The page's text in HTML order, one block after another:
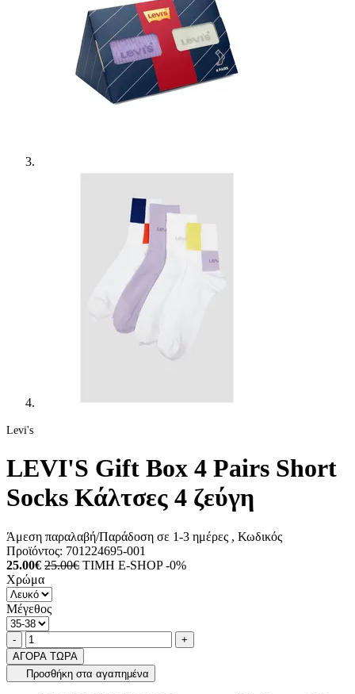
Levi's
LEVI'S Gift Box 4 Pairs Short
Socks Κάλτσες 4 ζεύγη
Άμεση παραλαβή/Παράδοση σε 1-3 ημέρες , Κωδικός
Προϊόντος: 701224695-001
25.00€ 25.00€ ΤΙΜΗ E-SHOP -0%
Χρώμα
Μέγεθος
Ποσότητα
-product.increase.quantity +
ΑΓΟΡΑ ΤΩΡΑ
Προσθήκη στα αγαπημένα